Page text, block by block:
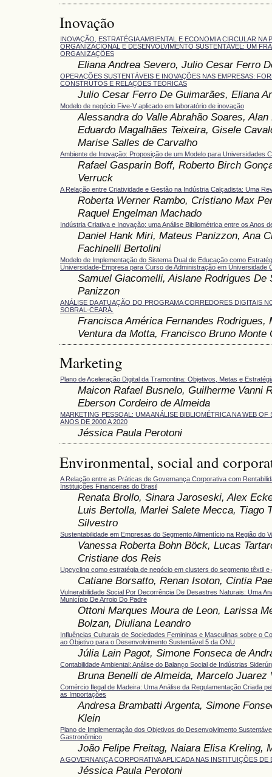
Inovação
INOVAÇÃO, ESTRATÉGIA AMBIENTAL E ECONOMIA CIRCULAR NA
ORGANIZACIONAL E DESENVOLVIMENTO SUSTENTÁVEL: UM
ORGANIZAÇÕES
Eliana Andrea Severo, Julio Cesar Ferro
OPERAÇÕES SUSTENTÁVEIS E INOVAÇÕES NAS EMPRESAS:
CONSTRUTOS E RELAÇÕES TEÓRICAS
Julio Cesar Ferro De Guimarães, Eliana
Modelo de negócio Five-V aplicado em laboratório de inovação
Alessandra do Valle Abrahão Soares,
Eduardo Magalhães Teixeira, Gisele
Marise Salles de Carvalho
Ambiente de Inovação: Proposição de um Modelo para Universidades
Rafael Gasparin Boff, Roberto Birch
Verruck
A Relação entre Criatividade e Gestão na Indústria Calçadista: Uma
Roberta Werner Rambo, Cristiano Max
Raquel Engelman Machado
Indústria Criativa e Inovação: uma Análise Bibliométrica entre os Anos
Daniel Hank Miri, Mateus Panizzon, Ana
Fachinelli Bertolini
Modelo de Implementação do Sistema Dual de Educação como
Universidade-Empresa para Curso de Administração em Universidade
Samuel Giacomelli, Aislane Rodrigues De
Panizzon
ANÁLISE DA ATUAÇÃO DO PROGRAMA CORREDORES DIGITAIS
SOBRAL-CEARÁ.
Francisca América Fernandes Rodrigues,
Ventura da Motta, Francisco Bruno Monte
Marketing
Plano de Aceleração Digital da Tramontina: Objetivos, Metas e
Maicon Rafael Busnelo, Guilherme Vanni
Eberson Cordeiro de Almeida
MARKETING PESSOAL: UMA ANÁLISE BIBLIOMÉTRICA NA WEB OF
ANOS DE 2000 A 2020
Jéssica Paula Perotoni
Environmental, social and
A Relação entre as Práticas de Governança Corporativa com
Instituições Financeiras do Brasil
Renata Brollo, Sinara Jaroseski, Alex
Luis Bertolla, Marlei Salete Mecca, Tiago
Silvestro
Sustentabilidade em Empresas do Segmento Alimentício na Região do
Vanessa Roberta Bohn Böck, Lucas
Cristiane dos Reis
Upcycling como estratégia de negócio em clusters do segmento têxtil
Catiane Borsatto, Renan Isoton, Cintia
Vulnerabilidade Social Por Decorrência De Desastres Naturais: Uma
Município De Arroio Do Padre
Ottoni Marques Moura de Leon, Larissa
Bolzan, Diuliana Leandro
Influências Culturais de Sociedades Femininas e Masculinas sobre o
ao Objetivo para o Desenvolvimento Sustentável 5 da ONU
Júlia Lain Pagot, Simone Fonseca de
Contabilidade Ambiental: Análise do Balanço Social de Indústrias
Bruna Benelli de Almeida, Marcelo Juarez
Comércio Ilegal de Madeira: Uma Análise da Regulamentação Criada
as Importações
Andresa Brambatti Argenta, Simone
Klein
Plano de Implementação dos Objetivos do Desenvolvimento
Gastronômico
João Felipe Freitag, Naiara Elisa Kreling,
A GOVERNANÇA CORPORATIVA APLICADA NAS INSTITUIÇÕES DE
Jéssica Paula Perotoni